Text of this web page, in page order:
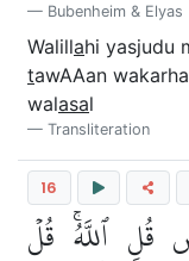
Bubenheim & Elyas
Walillahi yasjudu
tawAAan
walasal
Transliteration
16
قُلِ ٱللَّهُۚ قُلۡ